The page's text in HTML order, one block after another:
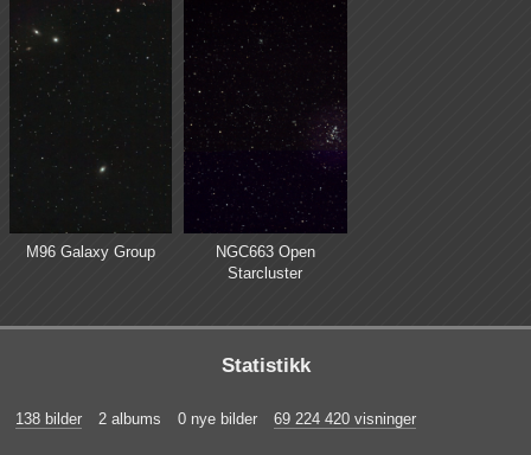
M96 Galaxy Group
NGC663 Open
Starcluster
Statistikk
138 bilder 2 albums 0 nye bilder 69 224 420 visninger